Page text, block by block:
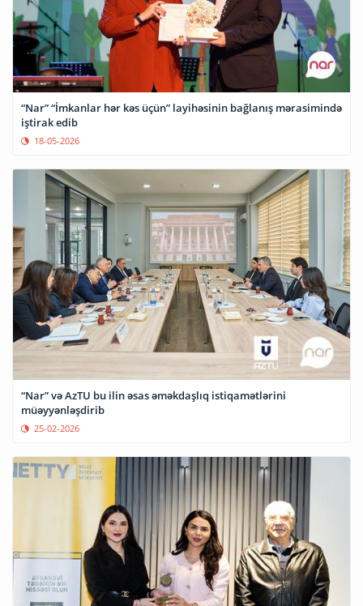
“Nar” “İmkanlar hər kəs üçün” layihəsinin bağlanış mərasimində
iştirak edib
18-05-2026
“Nar” və AzTU bu ilin əsas əməkdaşlıq istiqamətlərini
müəyyənləşdirib
25-02-2026